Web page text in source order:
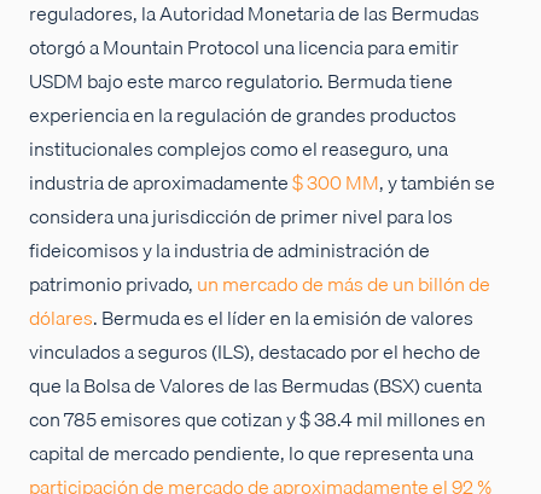
reguladores, la Autoridad Monetaria de las Bermudas
otorgó a Mountain Protocol una licencia para emitir
USDM bajo este marco regulatorio. Bermuda tiene
experiencia en la regulación de grandes productos
institucionales complejos como el reaseguro, una
industria de aproximadamente$ 300 MM, y también se
considera una jurisdicción de primer nivel para los
fideicomisos y la industria de administración de
patrimonio privado,un mercado de más de un billón de
dólares. Bermuda es el líder en la emisión de valores
vinculados a seguros (ILS), destacado por el hecho de
que la Bolsa de Valores de las Bermudas (BSX) cuenta
con 785 emisores que cotizan y $ 38.4 mil millones en
capital de mercado pendiente, lo que representa una
participación de mercado de aproximadamente el 92 %